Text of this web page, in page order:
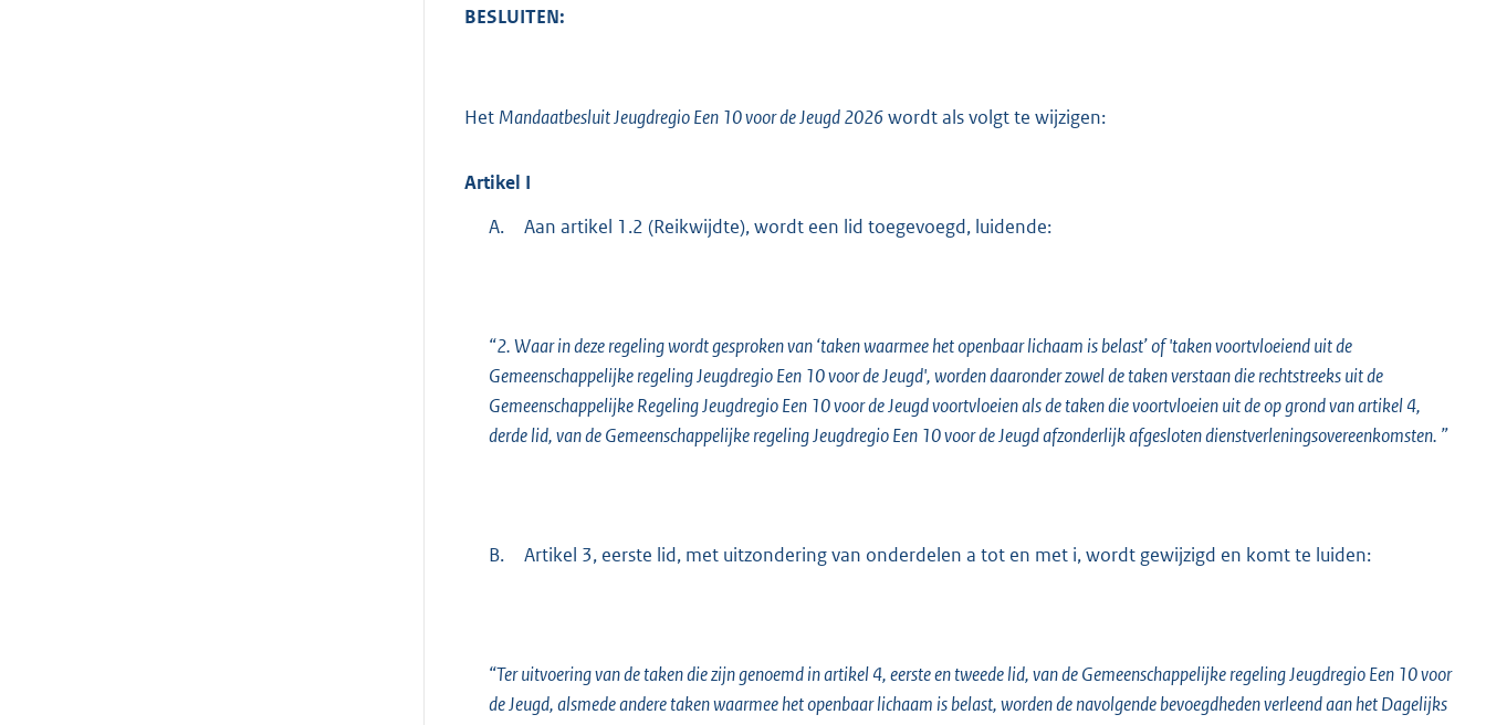
BESLUITEN:
Het Mandaatbesluit Jeugdregio Een 10 voor de Jeugd 2026wordt als volgt te wijzigen:
Artikel I
A.
Aan artikel 1.2 (Reikwijdte), wordt een lid toegevoegd, luidende:
“2. Waar in deze regeling wordt gesproken van ‘taken waarmee het openbaar lichaam is belast’ of 'taken voortvloeiend uit de
Gemeenschappelijke regeling Jeugdregio Een 10 voor de Jeugd', worden daaronder zowel de taken verstaan die rechtstreeks uit de
Gemeenschappelijke Regeling Jeugdregio Een 10 voor de Jeugd voortvloeien als de taken die voortvloeien uit de op grond van artikel 4,
derde lid, van de Gemeenschappelijke regeling Jeugdregio Een 10 voor de Jeugd afzonderlijk afgesloten dienstverleningsovereenkomsten. ”
B. Artikel 3, eerste lid, met uitzondering van onderdelen a tot en met i, wordt gewijzigd en komt te luiden:
“Ter uitvoering van de taken die zijn genoemd in artikel 4, eerste en tweede lid, van de Gemeenschappelijke regeling Jeugdregio Een 10 voor
de Jeugd, alsmede andere taken waarmee het openbaar lichaam is belast, worden de navolgende bevoegdheden verleend aan het Dagelijks